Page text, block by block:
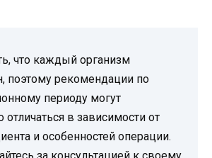
что каждый организм
поэтому рекомендации по
периоду могут
отличаться в зависимости от
и особенностей операции.